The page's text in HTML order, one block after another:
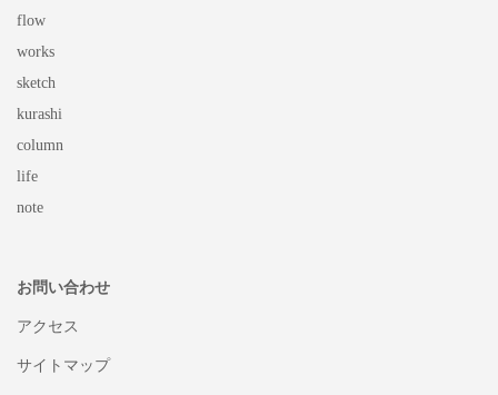
flow
works
sketch
kurashi
column
life
note
お問い合わせ
アクセス
サイトマップ